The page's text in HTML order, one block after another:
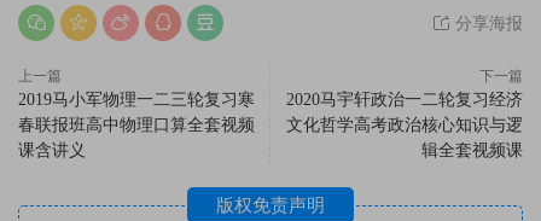
分享海报
上一篇
2019马小军物理一二三轮复习寒
春联报班高中物理口算全套视频
课含讲义
下一篇
2020马宇轩政治一二轮复习经济
文化哲学高考政治核心知识与逻
辑全套视频课
版权免责声明